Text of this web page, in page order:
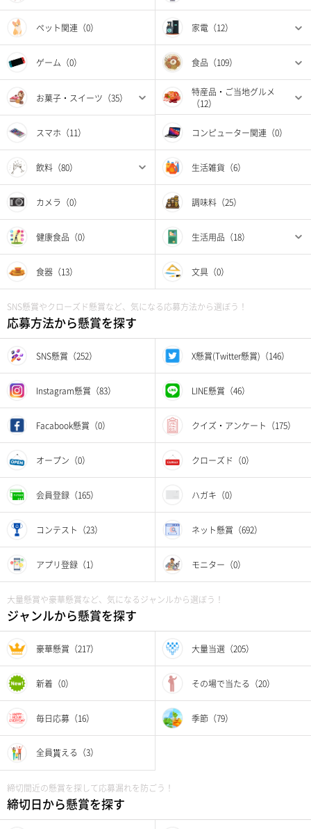
ペット関連（0） 家電（12）
ゲーム（0） 食品（109）
お菓子・スイーツ（35）
特産品・ご当地グルメ
（12）
スマホ（11） コンピューター関連（0）
飲料（80） 生活雑貨（6）
カメラ（0） 調味料（25）
健康食品（0） 生活用品（18）
食器（13） 文具（0）
SNS懸賞やクローズド懸賞など、気になる応募方法から選ぼう！
応募方法から懸賞を探す
SNS懸賞（252） X懸賞(Twitter懸賞)（146）
Instagram懸賞（83） LINE懸賞（46）
Facabook懸賞（0） クイズ・アンケート（175）
オープン（0） クローズド（0）
会員登録（165） ハガキ（0）
コンテスト（23） ネット懸賞（692）
アプリ登録（1） モニター（0）
大量懸賞や豪華懸賞など、気になるジャンルから選ぼう！
ジャンルから懸賞を探す
豪華懸賞（217） 大量当選（205）
新着（0） その場で当たる（20）
毎日応募（16） 季節（79）
全員貰える（3）
締切間近の懸賞を探して応募漏れを防ごう！
締切日から懸賞を探す